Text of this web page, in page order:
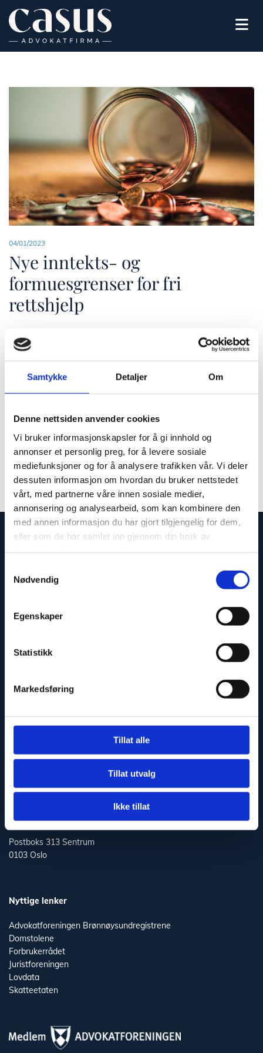
Samtykke Detaljer Om
Denne nettsiden anvender cookies
Vi bruker informasjonskapsler for å gi innhold og
annonser et personlig preg, for å levere sosiale
mediefunksjoner og for å analysere trafikken vår. Vi deler
dessuten informasjon om hvordan du bruker nettstedet
vårt, med partnerne våre innen sosiale medier,
annonsering og analysearbeid, som kan kombinere den
med annen informasjon du har gjort tilgjengelig for dem,
eller som de har samlet inn gjennom din bruk av
Nødvendig
Egenskaper
Statistikk
Markedsføring
Tillat alle
Tillat utvalg
Ikke tillat
04/01/2023
Nye inntekts- og
formuesgrenser for fri
rettshjelp
Fra 1. januar 2023 er inntektsgrensen for enslige hevet
til 350 000 kroner, mens grensen for ektefeller og
til 150 000 kroner
0 Feed
Kontaktinformasjon
 post@casus.no
Besøksadresse
Hausmanns Hus
Postadresse
Postboks 313 Sentrum
0103 Oslo
Nyttige lenker
Advokatforeningen Brønnøysundregistrene
Domstolene
Forbrukerrådet
Juristforeningen
Lovdata
Skatteetaten